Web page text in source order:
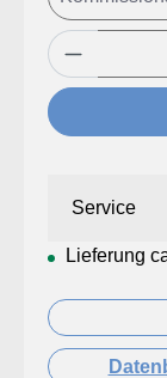
Produkt
Service
Lieferung